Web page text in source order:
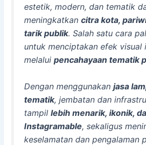
estetik, modern, dan tematik
meningkatkancitra kota,
tarik publik. Salah satu cara
untuk menciptakan efek visual
melaluipencahayaan tematik
Dengan menggunakanjasa
tematik, jembatan dan
tampillebih menarik, ikonik,
Instagramable, sekaligus
keselamatan dan pengalaman